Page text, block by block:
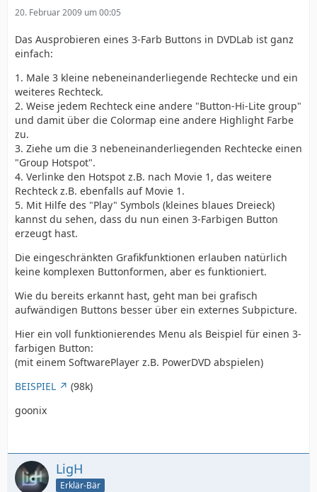
20. Februar 2009 um 00:05
Das Ausprobieren eines 3-Farb Buttons in DVDLab ist ganz
einfach:
1. Male 3 kleine nebeneinanderliegende Rechtecke und ein
weiteres Rechteck.
2. Weise jedem Rechteck eine andere "Button-Hi-Lite group"
und damit über die Colormap eine andere Highlight Farbe
zu.
3. Ziehe um die 3 nebeneinanderliegenden Rechtecke einen
"Group Hotspot".
4. Verlinke den Hotspot z.B. nach Movie 1, das weitere
Rechteck z.B. ebenfalls auf Movie 1.
5. Mit Hilfe des "Play" Symbols (kleines blaues Dreieck)
kannst du sehen, dass du nun einen 3-Farbigen Button
erzeugt hast.
Die eingeschränkten Grafikfunktionen erlauben natürlich
keine komplexen Buttonformen, aber es funktioniert.
Wie du bereits erkannt hast, geht man bei grafisch
aufwändigen Buttons besser über ein externes Subpicture.
Hier ein voll funktionierendes Menu als Beispiel für einen 3-
farbigen Button:
(mit einem SoftwarePlayer z.B. PowerDVD abspielen)
BEISPIEL
(98k)
goonix
LigH
Erklär-Bär